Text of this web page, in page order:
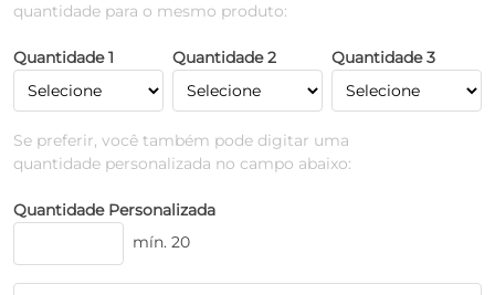
quantidade para o mesmo produto:
Quantidade 1 Quantidade 2 Quantidade 3
Se preferir, você também pode digitar uma
quantidade personalizada no campo abaixo:
Quantidade Personalizada
mín. 20